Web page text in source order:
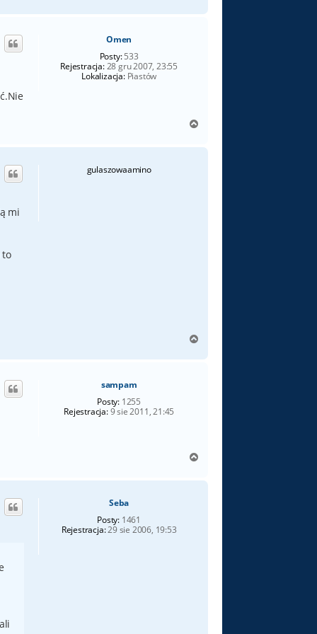
g
Omen
Posty:533
Rejestracja:28 gru 2007, 23:55
Lokalizacja:Piastów
g
gulaszowaamino
mi
to
g
sampam
Posty: 1255
Rejestracja:9 sie 2011, 21:45
g
Seba
Posty: 1461
Rejestracja:29 sie 2006, 19:53